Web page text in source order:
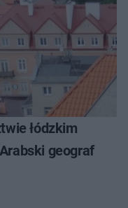
łódzkim
geograf